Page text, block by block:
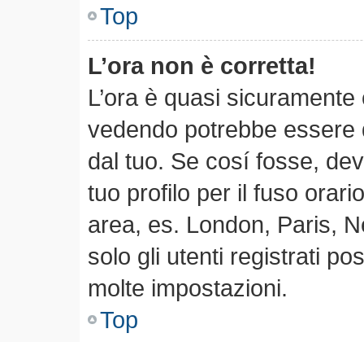
Top
L’ora non è corretta!
L’ora è quasi
vedendo potrebbe
dal tuo. Se cosí fosse,
tuo profilo per il fuso
area, es. London, Paris,
solo gli utenti registrati
molte impostazioni.
Top